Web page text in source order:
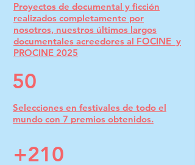
Proyectos de documental y ficción
realizados completamente por
nosotros, nuestros últimos largos
documentales acreedores al FOCINE y
PROCINE 2025
50
Selecciones en festivales de todo el
mundo con 7 premios obtenidos.
+210